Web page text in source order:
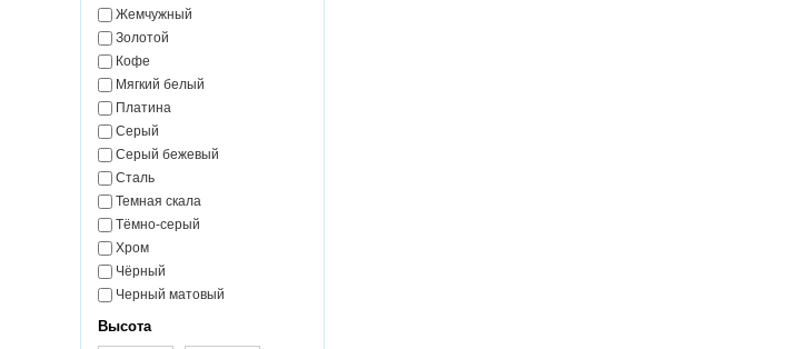
Жемчужный
Золотой
Кофе
Мягкий белый
Платина
Серый
Серый бежевый
Сталь
Темная скала
Тёмно-серый
Хром
Чёрный
Черный матовый
Высота